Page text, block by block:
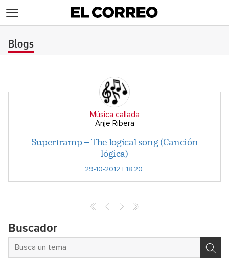
Blogs
Música callada
Anje Ribera
Supertramp – The logical song (Canción
lógica)
29-10-2012 | 18:20
Buscador